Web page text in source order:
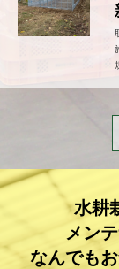
水耕
メン
なんでも